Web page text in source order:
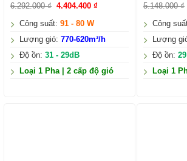
6.292.000₫ 4.404.400 ₫
Công suất: 91 - 80 W
Lượng gió: 770-620m³/h
Độ ồn: 31 - 29dB
Loại 1 Pha | 2 cấp độ gió
5.148.000₫
Công
Lượng
Độ ồn:
Loại 1